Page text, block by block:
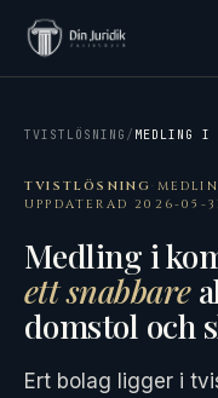
TVISTLÖSNING / MEDLING I
TVISTLÖSNING·
UPPDATERAD 2026-05-31
Medling i
ett snabbare
domstol och
Ert bolag ligger i